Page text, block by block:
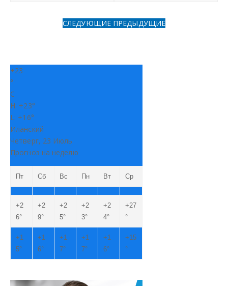
Создание сайтовСЛЕДУЮЩИЕ ПРЕДЫДУЩИЕ
+23
°
C
H: +23°
L: +16°
Иланский
Четверг, 23 Июль
Прогноз на неделю
Пт Сб Вс Пн Вт Ср
+2
6°
+2
9°
+2
5°
+2
3°
+2
4°
+27
°
+1
5°
+1
6°
+1
7°
+1
7°
+1
6°
+15
°